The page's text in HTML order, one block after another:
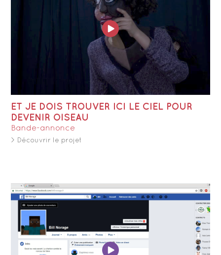
ET JE DOIS TROUVER ICI LE CIEL POUR
DEVENIR OISEAU
Bande-annonce
> Découvrir le projet